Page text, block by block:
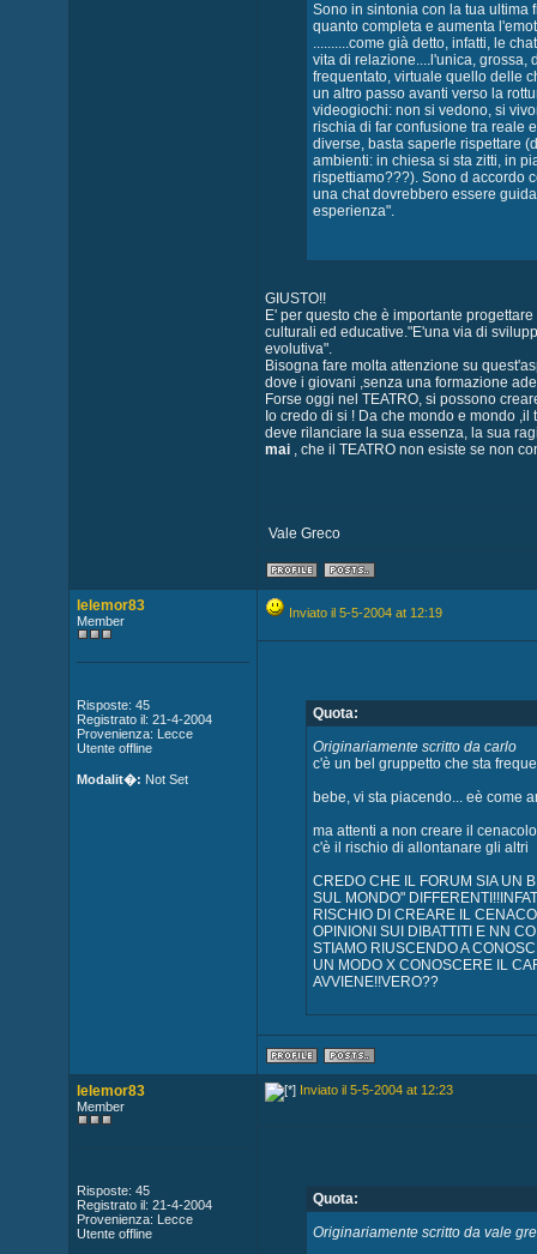
Sono in sintonia con la tua ultima
quanto completa e aumenta
..........come già detto, infatti, le
vita di relazione....l'unica,
frequentato, virtuale quello delle
un altro passo avanti verso la
videogiochi: non si vedono, si
rischia di far confusione tra reale
diverse, basta saperle rispettare
ambienti: in chiesa si sta zitti, in
rispettiamo???). Sono d accordo
una chat dovrebbero essere
esperienza".
GIUSTO!!
E' per questo che è importante
culturali ed educative."E'una via di
evolutiva".
Bisogna fare molta attenzione su
dove i giovani ,senza una formazione
Forse oggi nel TEATRO, si possono
Io credo di si ! Da che mondo e mondo
deve rilanciare la sua essenza, la sua
mai, che il TEATRO non esiste se non
Vale Greco
lelemor83
Member
Risposte: 45
Registrato il: 21-4-2004
Provenienza: Lecce
Utente offline
Modalit�: Not Set
Inviato il 5-5-2004 at 12:19
Quota:
Originariamente scritto da carlo
c'è un bel gruppetto che sta
bebe, vi sta piacendo... eè come
ma attenti a non creare il
c'è il rischio di allontanare gli altri
CREDO CHE IL FORUM SIA UN
SUL MONDO"
RISCHIO DI CREARE IL
OPINIONI SUI DIBATTITI E NN
STIAMO RIUSCENDO A
UN MODO X CONOSCERE IL
AVVIENE!!VERO??
lelemor83
Member
Risposte: 45
Registrato il: 21-4-2004
Provenienza: Lecce
Utente offline
Inviato il 5-5-2004 at 12:23
Quota:
Originariamente scritto da vale